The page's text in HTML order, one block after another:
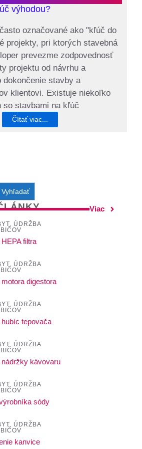
výhodou?
označované ako "kľúč do
projekty, pri ktorých stavebná
prevezme zodpovednosť
projektu od návrhu a
dokončenie stavby a
klientovi. Existuje niekoľko
so stavbami na kľúč
Čítať viac...
Viac
ÚDRŽBA
filtra
ÚDRŽBA
digestora
ÚDRŽBA
tepovača
ÚDRŽBA
nádržky kávovaru
ÚDRŽBA
sódy
ÚDRŽBA
kanvice